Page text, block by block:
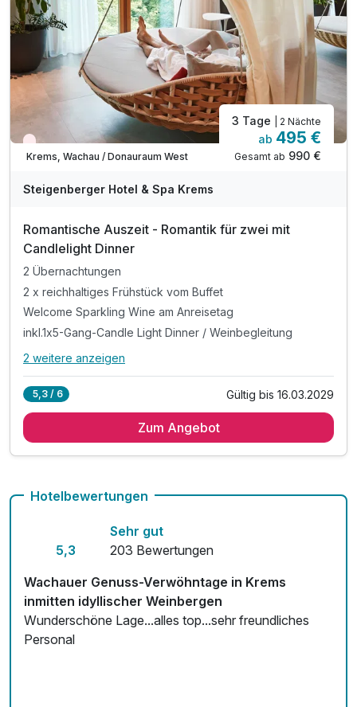
Tipp: Kunstmeile Krems
Wieder frei ab November
Krems, Wachau / Donauraum West
3 Tage | 2 Nächte
ab 495 €
Gesamt ab 990 €
Steigenberger Hotel & Spa Krems
Romantische Auszeit - Romantik für zwei mit
Candlelight Dinner
2 Übernachtungen
2 x reichhaltiges Frühstück vom Buffet
Welcome Sparkling Wine am Anreisetag
inkl.1x5-Gang-Candle Light Dinner / Weinbegleitung
Alle Inklusivleistungen
2 x reichhaltiges Frühstück vom Buffet
einmaliges Romantik Package am Zimmer
2 weitere anzeigen
5,3 / 6 Gültig bis 16.03.2029
Zum Angebot
Hotelbewertungen
5,3
Sehr gut
203 Bewertungen
Wachauer Genuss-Verwöhntage in Krems
inmitten idyllischer Weinbergen
Wunderschöne Lage...alles top...sehr freundliches
Personal